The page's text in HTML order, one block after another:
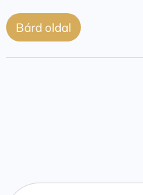
Bárd oldal